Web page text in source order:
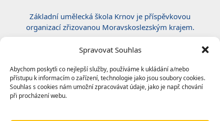
Spravovat Souhlas
Abychom poskytli co nejlepší služby, používáme k ukládání a/nebo
přístupu k informacím o zařízení, technologie jako jsou soubory cookies.
Souhlas s cookies nám umožní zpracovávat údaje, jako je např. chování
při procházení webu.
Základní umělecká škola Krnov je příspěvkovou
organizací zřizovanou Moravskoslezským krajem.
Certifikace ČSN EN ISO 50001:2019